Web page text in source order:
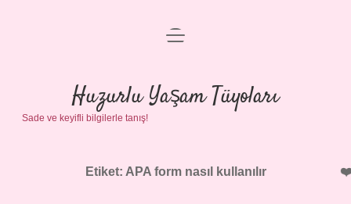
Anasayfa
Gizlilik Politikası
Yasal Uyarı
menüyü
Huzurlu Yaşam Tüyoları
Sade ve keyifli bilgilerle tanış!
Etiket: APA form nasıl kullanılır